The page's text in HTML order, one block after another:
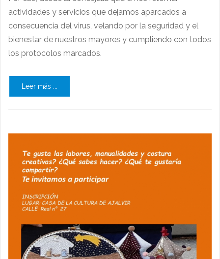
actividades y servicios que dejamos aparcados a
consecuencia del virus, velando por la seguridad y el
bienestar de nuestros mayores y cumpliendo con todos
los protocolos marcados.
Leer más ...